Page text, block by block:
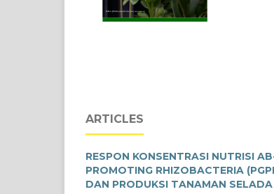
ARTICLES
RESPON KONSENTRASI NUTRISI
PROMOTING RHIZOBACTERIA
DAN PRODUKSI TANAMAN